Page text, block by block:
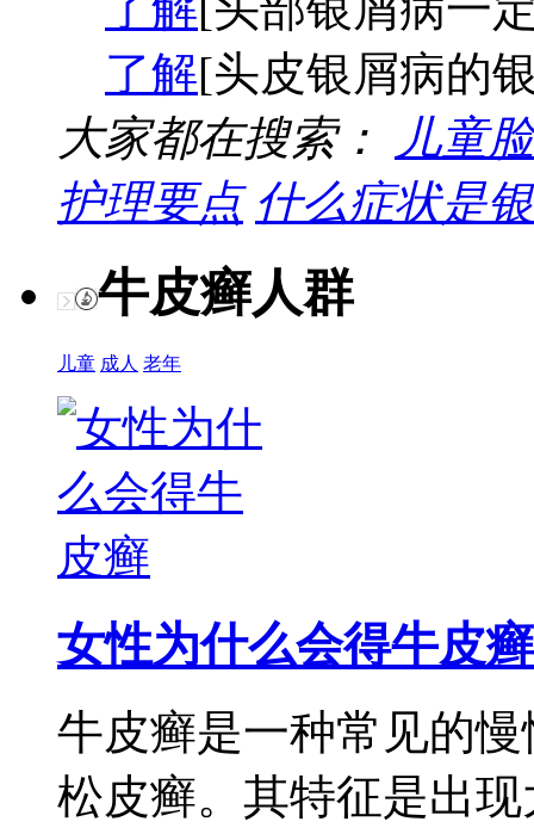
了解[头皮银屑病的
大家都在搜索：
儿童
护理要点 什么症状是
牛皮癣人群
儿童 成人 老年
女性为什么会得牛皮癣
牛皮癣是一种常见的
松皮癣。其特征是出